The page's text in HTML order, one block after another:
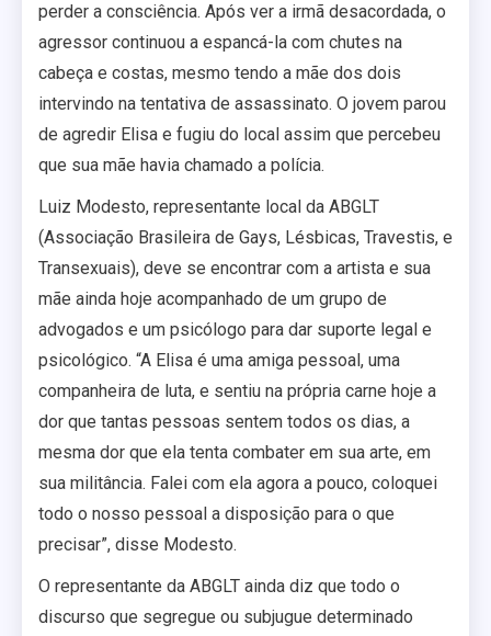
perder a consciência. Após ver a irmã desacordada, o
agressor continuou a espancá-la com chutes na
cabeça e costas, mesmo tendo a mãe dos dois
intervindo na tentativa de assassinato. O jovem parou
de agredir Elisa e fugiu do local assim que percebeu
que sua mãe havia chamado a polícia.
Luiz Modesto, representante local da ABGLT
(Associação Brasileira de Gays, Lésbicas, Travestis, e
Transexuais), deve se encontrar com a artista e sua
mãe ainda hoje acompanhado de um grupo de
advogados e um psicólogo para dar suporte legal e
psicológico. “A Elisa é uma amiga pessoal, uma
companheira de luta, e sentiu na própria carne hoje a
dor que tantas pessoas sentem todos os dias, a
mesma dor que ela tenta combater em sua arte, em
sua militância. Falei com ela agora a pouco, coloquei
todo o nosso pessoal a disposição para o que
precisar”, disse Modesto.
O representante da ABGLT ainda diz que todo o
discurso que segregue ou subjugue determinado